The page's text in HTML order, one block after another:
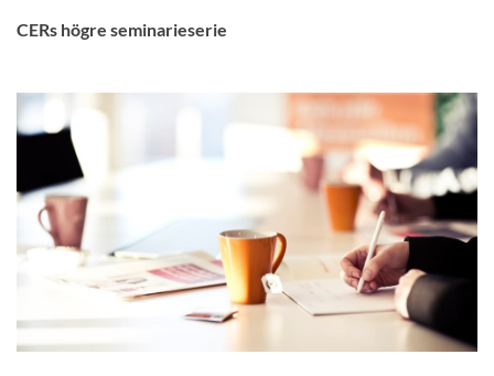
CERs högre seminarieserie